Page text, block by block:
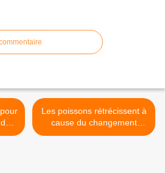
Les poissons rétrécissent à
cause du changement
climatique >